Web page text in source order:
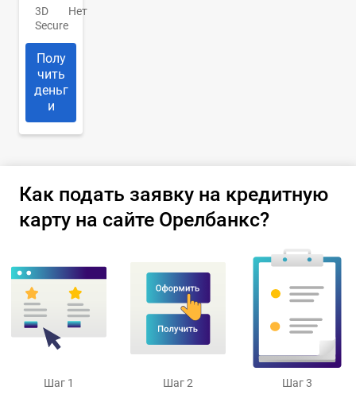
3D
Secure
Нет
Полу
чить
деньг
и
Как подать заявку на кредитную
карту на сайте Орелбанкс?
Шаг 1
Шаг 2
Шаг 3